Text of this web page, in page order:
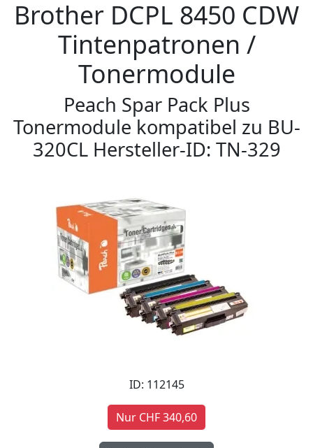
Brother DCPL 8450 CDW
Tintenpatronen /
Tonermodule
Peach Spar Pack Plus
Tonermodule kompatibel zu BU-
320CL Hersteller-ID: TN-329
ID: 112145
Nur CHF 340,60